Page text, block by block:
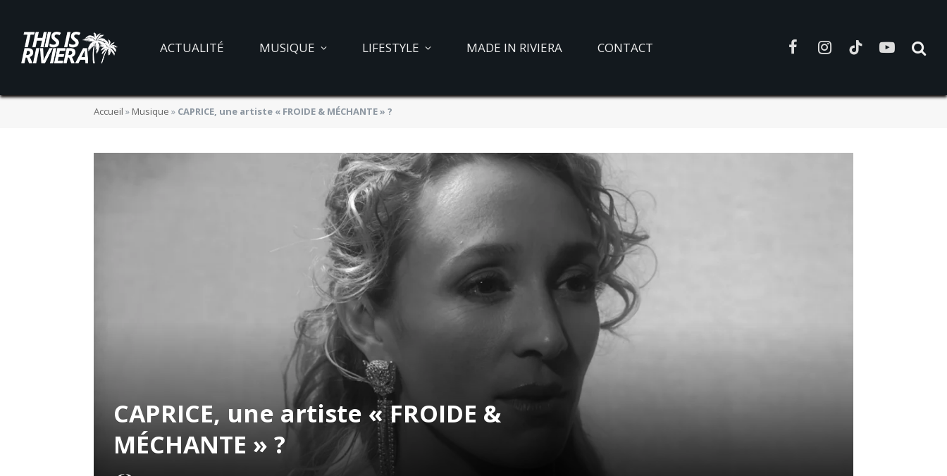
ACTUALITÉ MUSIQUE LIFESTYLE MADE IN RIVIERA CONTACT FacebookInstagramTikTokYouTube
Accueil » Musique » CAPRICE, une artiste « FROIDE & MÉCHANTE » ?
CAPRICE, une artiste « FROIDE &
MÉCHANTE » ?